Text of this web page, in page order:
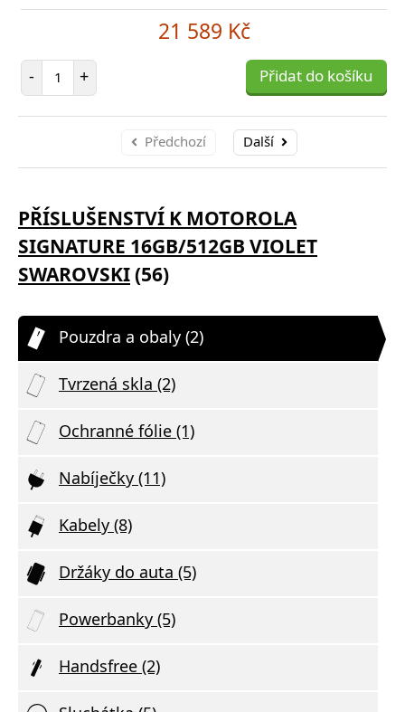
21 589 Kč
- Počet položek
+ Přidat do košíku
Předchozí Další
PŘÍSLUŠENSTVÍ K MOTOROLA
SIGNATURE 16GB/512GB VIOLET
SWAROVSKI(56)
Pouzdra a obaly (2)
Tvrzená skla (2)
Ochranné fólie (1)
Nabíječky (11)
Kabely (8)
Držáky do auta (5)
Powerbanky (5)
Handsfree (2)